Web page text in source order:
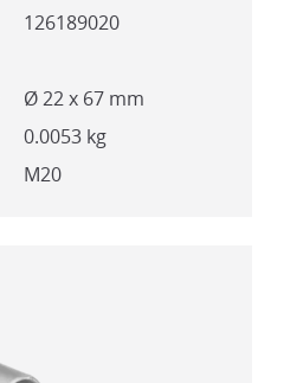
126189020
Ø 22 x 67 mm
0.0053 kg
M20